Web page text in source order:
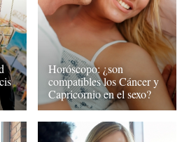
Horóscopo: ¿son
compatibles los Cáncer y
Capricornio en el sexo?